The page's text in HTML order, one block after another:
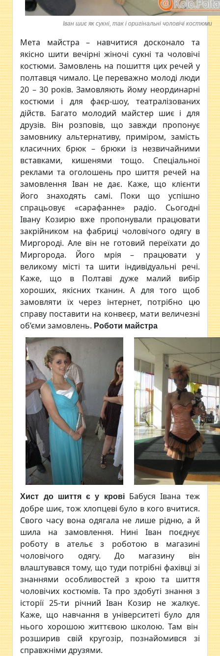
Іван шиє як сукні, так і оригінальні чоловічі костюми
Мета майстра – навчитися досконало та
якісно шити вечірні жіночі сукні та чоловічі
костюми. Замовлень на пошиття цих речей у
полтавця чимало. Це переважно молоді люди
20 – 30 років. Замовляють йому неординарні
костюми і для фаєр-шоу, театралізованих
дійств. Багато молодий майстер шиє і для
друзів. Він розповів, що завжди пропонує
замовнику альтернативу, приміром, замість
класичних брюк – брюки із незвичайними
вставками, кишенями тощо. Спеціальної
реклами та оголошень про шиття речей на
замовлення Іван не дає. Каже, що клієнти
його знаходять самі. Поки що успішно
спрацьовує «сарафанне» радіо. Сьогодні
Івану Козирю вже пропонували працювати
закрійником на фабриці чоловічого одягу в
Миргороді. Але він не готовий переїхати до
Миргорода. Його мрія – працювати у
великому місті та шити індивідуальні речі.
Каже, що в Полтаві дуже малий вибір
хороших, якісних тканин. А для того щоб
замовляти їх через інтернет, потрібно цю
справу поставити на конвеєр, мати величезні
об’єми замовлень. Роботи майстра
Хист до шиття є у кровіБабуся Івана теж
добре шиє, тож хлопцеві було в кого вчитися.
Свого часу вона одягала не лише рідню, а й
шила на замовлення. Нині Іван поєднує
роботу в ательє з роботою в магазині
чоловічого одягу. До магазину він
влаштувався тому, що туди потрібні фахівці зі
знаннями особливостей з крою та шиття
чоловічих костюмів. Та про здобуті знання з
історії 25-ти річний Іван Козир не жалкує.
Каже, що навчання в університеті було для
нього хорошою життєвою школою. Там він
розширив свій кругозір, познайомився зі
справжніми друзями.